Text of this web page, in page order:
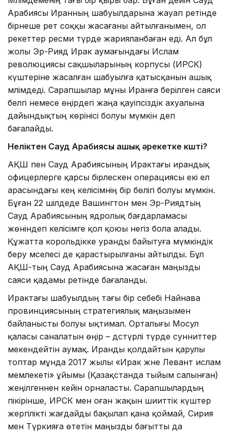
Арабиясы Иранның шабуылдарына жауап ретінде
бірнеше рет соққы жасағаны айтылғанымен, ол
әрекеттер ресми түрде жарияланбаған еді. Ал бұл
жолы Эр-Рияд Ирак аумағындағы Ислам
революциясы сақшыларының корпусы (ИРСК)
күштеріне жасалған шабуылға қатысқанын ашық
мәлімдеді. Сарапшылар мұны Иранға берілген саяси
белгі немесе өңірдегі жаңа қауіпсіздік ахуалына
дайындықтың көрінісі болуы мүмкін деп
бағалайды.
Неліктен Сауд Арабиясы ашық әрекетке көшті?
АҚШ пен Сауд Арабиясының Ирактағы ирандық
офицерлерге қарсы бірлескен операциясы екі ел
арасындағы кең келісімнің бір бөлігі болуы мүмкін.
Бұған 22 шілдеде Вашингтон мен Эр-Риядтың
Сауд Арабиясының ядролық бағдарламасы
жөніндегі келісімге қол қоюы негіз бола алады.
Құжатта корольдікке уранды байытуға мүмкіндік
беру мәселесі де қарастырылғаны айтылды. Бұл
АҚШ-тың Сауд Арабиясына жасаған маңызды
саяси қадамы ретінде бағаланды.
Ирактағы шабуылдың тағы бір себебі Найнава
провинциясының стратегиялық маңызымен
байланысты болуы ықтимал. Орталығы Мосул
қаласы саналатын өңір – дәстүрлі түрде сунниттер
мекендейтін аумақ. Иранды қолдайтын қарулы
топтар мұнда 2017 жылы «Ирак және Левант ислам
мемлекеті» ұйымы (Қазақстанда тыйым салынған)
жеңілгеннен кейін орналасты. Сарапшылардың
пікірінше, ИРСК мен оған жақын шииттік күштер
жергілікті жағдайды бақылап қана қоймай, Сирия
мен Түркияға өтетін маңызды бағытты да